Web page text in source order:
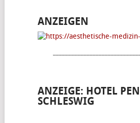
ANZEIGEN
ANZEIGE: HOTEL
SCHLESWIG